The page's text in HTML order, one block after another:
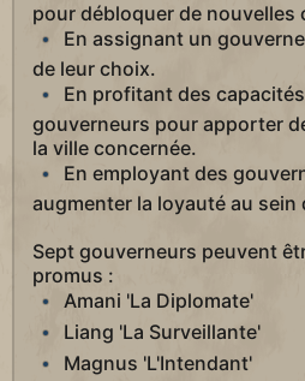
pour débloquer de nouvelles
En assignant un
de leur choix.
En profitant des
gouverneurs pour apporter
la ville concernée.
En employant des
augmenter la loyauté au sein
Sept gouverneurs peuvent
promus :
Amani 'La Diplomate'
Liang 'La Surveillante'
Magnus 'L'Intendant'